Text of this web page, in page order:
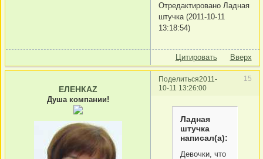
Отредактировано Ладная
штучка (2011-10-11
13:18:54)
Цитировать Вверх
Поделиться 15
2011-
10-11 13:26:00
ЕЛЕНКАZ
Душа компании!
Ладная
штучка
написал(а):
Девочки, что